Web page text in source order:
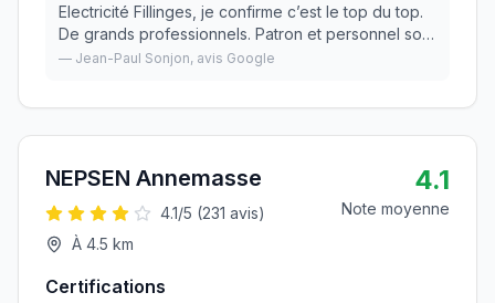
Electricité Fillinges, je confirme c’est le top du top.
De grands professionnels. Patron et personnel sont
inégalables. Ponctualité et respect absolu des
— Jean-Paul Sonjon, avis Google
NEPSEN Annemasse
4.1/5 (231 avis)
À 4.5 km
4.1
Note moyenne
Certifications